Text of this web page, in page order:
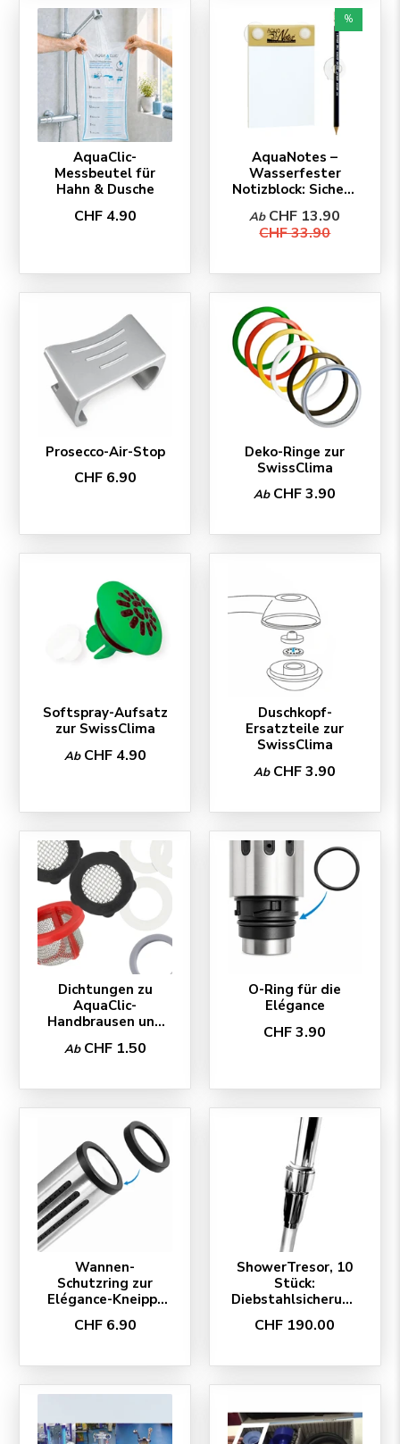
AquaClic-
Messbeutel für
Hahn & Dusche
CHF 4.90
%
AquaNotes –
Wasserfester
Notizblock: Sichern
unter der Dusche!
Ab CHF 13.90
CHF 33.90
Prosecco-Air-Stop
CHF 6.90
Deko-Ringe zur
SwissClima
Ab CHF 3.90
Softspray-Aufsatz
zur SwissClima
Ab CHF 4.90
Duschkopf-
Ersatzteile zur
SwissClima
Ab CHF 3.90
Dichtungen zu
AquaClic-
Handbrausen und
Ab CHF 1.50
O-Ring für die
Elégance
CHF 3.90
Wannen-
Schutzring zur
Elégance-Kneipp-
CHF 6.90
ShowerTresor, 10
Stück:
Diebstahlsicherung
CHF 190.00